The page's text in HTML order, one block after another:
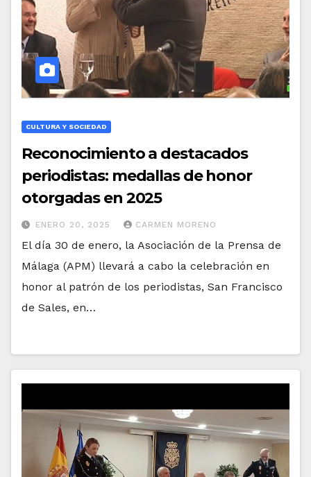
CULTURA Y SOCIEDAD
Reconocimiento a destacados
periodistas: medallas de honor
otorgadas en 2025
ENERO 20, 2025 CARMEN MORENO
El día 30 de enero, la Asociación de la Prensa de
Málaga (APM) llevará a cabo la celebración en
honor al patrón de los periodistas, San Francisco
de Sales, en…